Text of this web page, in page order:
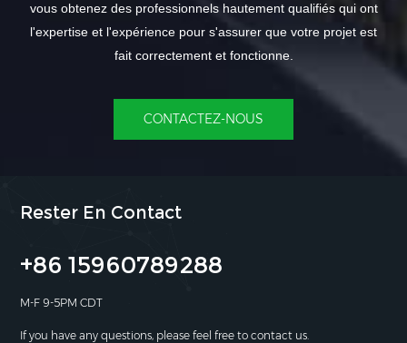
vous obtenez des professionnels hautement qualifiés qui ont
l'expertise et l'expérience pour s'assurer que votre projet est
fait correctement et fonctionne.
CONTACTEZ-NOUS
Rester En Contact
+86 15960789288
M-F 9-5PM CDT
If you have any questions, please feel free to contact us.